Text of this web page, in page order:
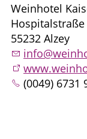
Weinhotel
Hospitalstraße
55232 Alzey
(0049) 6731